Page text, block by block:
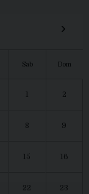
›
Sab Dom
2
8 9
15 16
22 23